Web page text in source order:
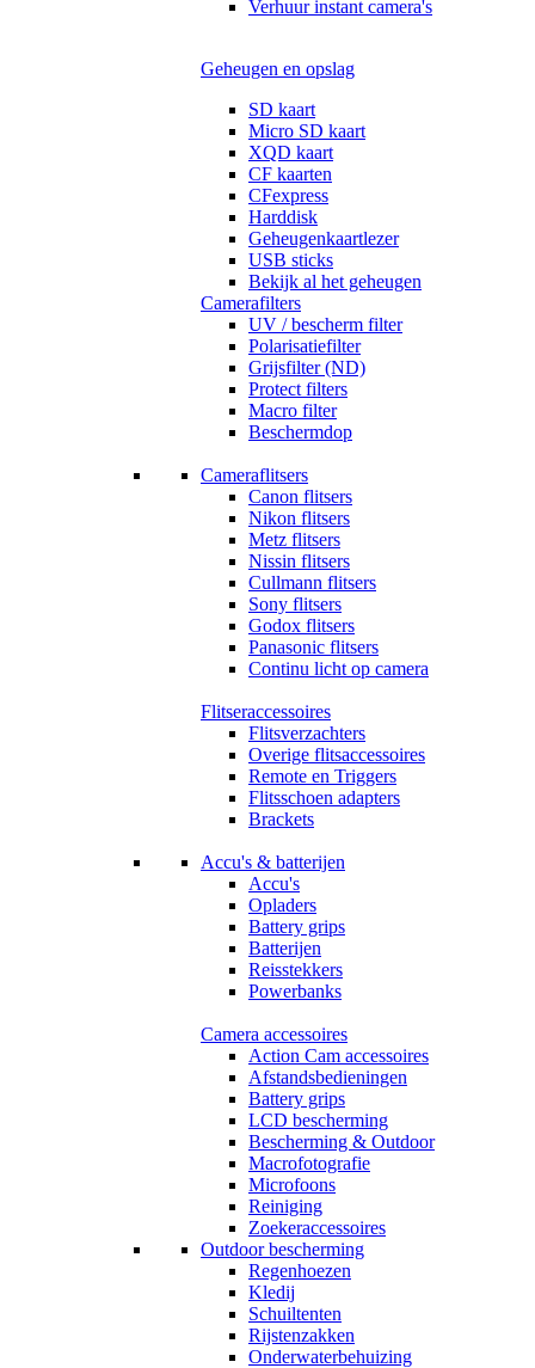
Verhuur instant camera's
Geheugen en opslag
SD kaart
Micro SD kaart
XQD kaart
CF kaarten
CFexpress
Harddisk
Geheugenkaartlezer
USB sticks
Bekijk al het geheugen
Camerafilters
UV / bescherm filter
Polarisatiefilter
Grijsfilter (ND)
Protect filters
Macro filter
Beschermdop
Cameraflitsers
Canon flitsers
Nikon flitsers
Metz flitsers
Nissin flitsers
Cullmann flitsers
Sony flitsers
Godox flitsers
Panasonic flitsers
Continu licht op camera
Flitseraccessoires
Flitsverzachters
Overige flitsaccessoires
Remote en Triggers
Flitsschoen adapters
Brackets
Accu's & batterijen
Accu's
Opladers
Battery grips
Batterijen
Reisstekkers
Powerbanks
Camera accessoires
Action Cam accessoires
Afstandsbedieningen
Battery grips
LCD bescherming
Bescherming & Outdoor
Macrofotografie
Microfoons
Reiniging
Zoekeraccessoires
Outdoor bescherming
Regenhoezen
Kledij
Schuiltenten
Rijstenzakken
Onderwaterbehuizing